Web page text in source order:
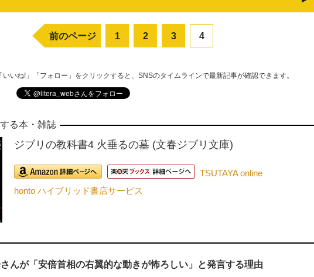
前のページ 1 2 3 4
「いいね!」「フォロー」をクリックすると、SNSのタイムラインで最新記事が確認できます。
る本・雑誌
ジブリの教科書4 火垂るの墓 (文春ジブリ文庫)
TSUTAYA online
honto ハイブリッド書店サービス
んが「安倍首相の右翼的な動きが怖ろしい」と発言する理由